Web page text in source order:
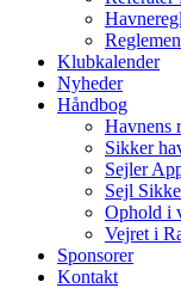
Klubkalender
Nyheder
Håndbog
Havnens
Sikker
Sejler
Sejl
Ophold i
Vejret i
Sponsorer
Kontakt